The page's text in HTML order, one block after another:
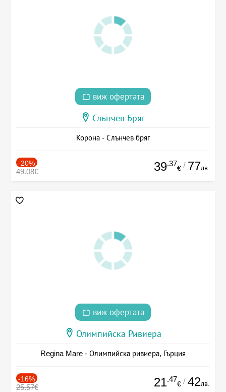
виж офертата
Слънчев Бряг
Корона - Слънчев бряг
-20%
49.08€ 39.37
€ / 77лв.
виж офертата
Олимпийска Ривиера
Regina Mare - Олимпийска ривиера, Гърция
-16%
25.57€ 21.47
€ / 42лв.